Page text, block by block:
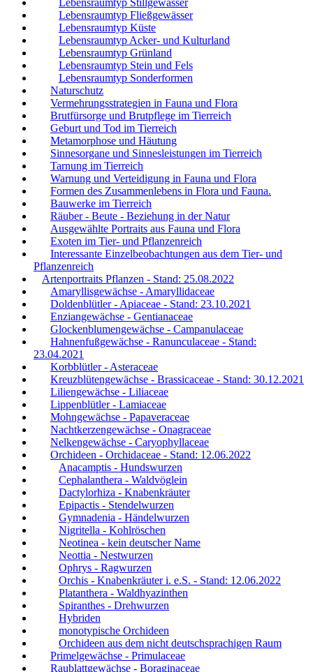
Lebensraumtyp Stillgewässer
Lebensraumtyp Fließgewässer
Lebensraumtyp Küste
Lebensraumtyp Acker- und Kulturland
Lebensraumtyp Grünland
Lebensraumtyp Stein und Fels
Lebensraumtyp Sonderformen
Naturschutz
Vermehrungsstrategien in Fauna und Flora
Brutfürsorge und Brutpflege im Tierreich
Geburt und Tod im Tierreich
Metamorphose und Häutung
Sinnesorgane und Sinnesleistungen im Tierreich
Tarnung im Tierreich
Warnung und Verteidigung in Fauna und Flora
Formen des Zusammenlebens in Flora und Fauna.
Bauwerke im Tierreich
Räuber - Beute - Beziehung in der Natur
Ausgewählte Portraits aus Fauna und Flora
Exoten im Tier- und Pflanzenreich
Interessante Einzelbeobachtungen aus dem Tier- und
Pflanzenreich
Artenportraits Pflanzen - Stand: 25.08.2022
Amaryllisgewächse - Amaryllidaceae
Doldenblütler - Apiaceae - Stand: 23.10.2021
Enziangewächse - Gentianaceae
Glockenblumengewächse - Campanulaceae
Hahnenfußgewächse - Ranunculaceae - Stand:
23.04.2021
Korbblütler - Asteraceae
Kreuzblütengewächse - Brassicaceae - Stand: 30.12.2021
Liliengewächse - Liliaceae
Lippenblütler - Lamiaceae
Mohngewächse - Papaveraceae
Nachtkerzengewächse - Onagraceae
Nelkengewächse - Caryophyllaceae
Orchideen - Orchidaceae - Stand: 12.06.2022
Anacamptis - Hundswurzen
Cephalanthera - Waldvöglein
Dactylorhiza - Knabenkräuter
Epipactis - Stendelwurzen
Gymnadenia - Händelwurzen
Nigritella - Kohlröschen
Neotinea - kein deutscher Name
Neottia - Nestwurzen
Ophrys - Ragwurzen
Orchis - Knabenkräuter i. e.S. - Stand: 12.06.2022
Platanthera - Waldhyazinthen
Spiranthes - Drehwurzen
Hybriden
monotypische Orchideen
Orchideen aus dem nicht deutschsprachigen Raum
Primelgewächse - Primulaceae
Raublattgewächse - Boraginaceae